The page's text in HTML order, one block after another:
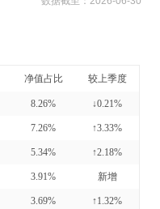
净值占比 较上季度
8.26% ↓0.21%
7.26% ↑3.33%
5.34% ↑2.18%
3.91% 新增
3.69% ↑1.32%